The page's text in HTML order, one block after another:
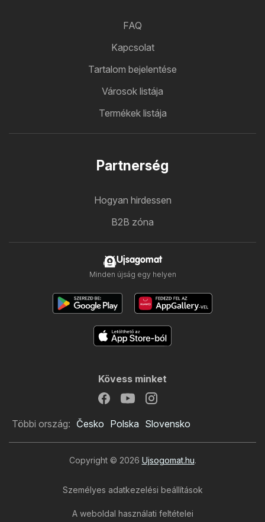
FAQ
Kapcsolat
Tartalom bejelentése
Városok listája
Termékek listája
Partnerség
Hogyan hirdessen
B2B zóna
Ujsagomat
Minden újság egy helyen
Kövess minket
Többi ország: Česko Polska Slovensko
Copyright © 2026 Ujsogomat.hu.
Személyes adatkezelési beállítások
A weboldal használati feltételei